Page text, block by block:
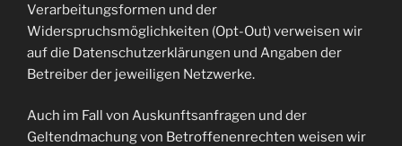
Verarbeitungsformen und der
Widerspruchsmöglichkeiten (Opt-Out) verweisen wir
auf die Datenschutzerklärungen und Angaben der
Betreiber der jeweiligen Netzwerke.
Auch im Fall von Auskunftsanfragen und der
Geltendmachung von Betroffenenrechten weisen wir